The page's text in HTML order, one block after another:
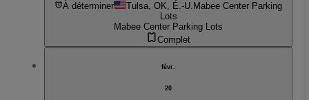
À déterminer Tulsa, OK, É.-U. Mabee Center Parking
Lots
Mabee Center Parking Lots
Complet
févr.
20